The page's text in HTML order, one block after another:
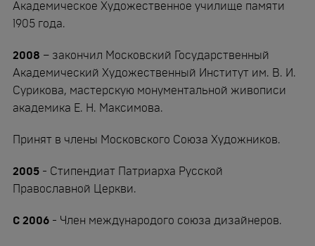
Академическое Художественное училище памяти
1905 года.
2008 – закончил Московский Государственный
Академический Художественный Институт им. В. И.
Сурикова, мастерскую монументальной живописи
академика Е. Н. Максимова.
Принят в члены Московского Союза Художников.
2005 - Стипендиат Патриарха Русской
Православной Церкви.
С 2006 - Член международого союза дизайнеров.